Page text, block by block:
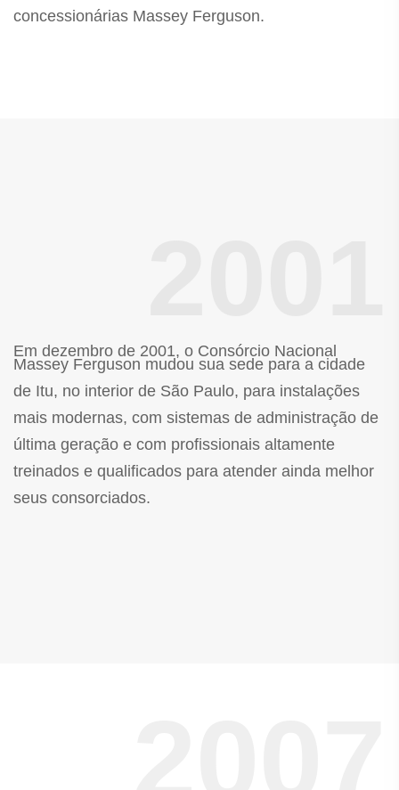
concessionárias Massey Ferguson.
Em dezembro de 2001, o Consórcio Nacional
Massey Ferguson mudou sua sede para a cidade
de Itu, no interior de São Paulo, para instalações
mais modernas, com sistemas de administração de
última geração e com profissionais altamente
treinados e qualificados para atender ainda melhor
seus consorciados.